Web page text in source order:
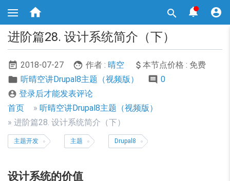
转
要
内
容
 


进阶篇28. 设计系统简介（下）
2018-07-27 作者 : 晴空
本节点价格 : 免费
听晴空讲Drupal8主题（视频版）
0
 登录后才能发表评论
面
包
屑
航
首页
听晴空讲Drupal8主题（视频版）
进阶篇28. 设计系统简介（下）
主题开发 主题 Drupal8
设计系统的价值